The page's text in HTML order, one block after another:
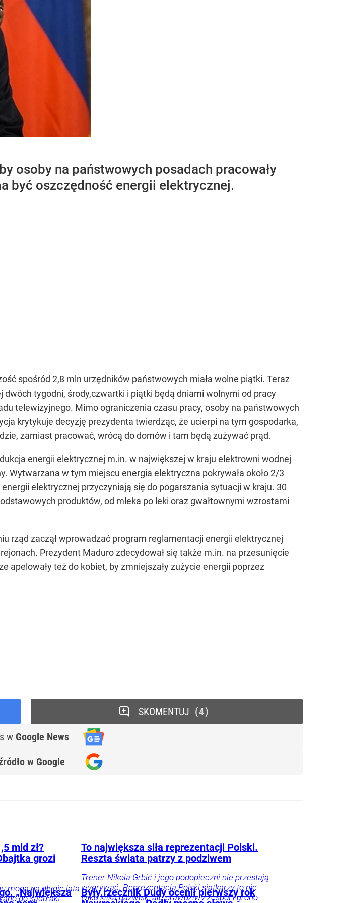
osoby na państwowych posadach pracowały
być oszczędność energii elektrycznej.
spośród 2,8 mln urzędników państwowych miała wolne piątki. Teraz
dwóch tygodni, środy,czwartki i piątki będą dniami wolnymi od pracy
telewizyjnego. Mimo ograniczenia czasu pracy, osoby na państwowych
krytykuje decyzję prezydenta twierdząc, że ucierpi na tym gospodarka,
zamiast pracować, wrócą do domów i tam będą zużywać prąd.
energii elektrycznej m.in. w największej w kraju elektrowni wodnej
Wytwarzana w tym miejscu energia elektryczna pokrywała około 2/3
elektrycznej przyczyniają się do pogarszania sytuacji w kraju. 30
produktów, od mleka po leki oraz gwałtownymi wzrostami
rząd zaczął wprowadzać program reglamentacji energii elektrycznej
Prezydent Maduro zdecydował się także m.in. na przesunięcie
apelowały też do kobiet, by zmniejszały zużycie energii poprzez
w Google News
w Google
SKOMENTUJ 4
mld zł?
grozi
mogą na długie lata
do sądu akt
To największa siła reprezentacji Polski.
Reszta świata patrzy z podziwem
Trener Nikola Grbić i jego podopieczni nie przestają
wygrywać. Reprezentacja Polski siatkarzy to nie
tylko kilka nazwisk, ale prawdziwy zespół i grono
„Największa
Były rzecznik Dudy ocenił pierwszy rok